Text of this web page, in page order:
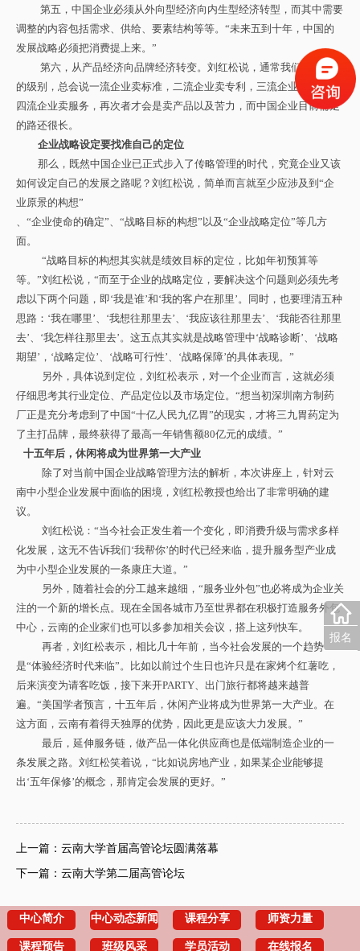
报名
第五，中国企业必须从外向型经济向内生型经济转型，而其中需要
调整的内容包括需求、供给、要素结构等等。“未来五到十年，中国的
发展战略必须把消费提上来。”
第六，从产品经济向品牌经济转变。刘红松说，通常我们提及企业
的级别，总会说一流企业卖标准，二流企业卖专利，三流企业卖品牌，
四流企业卖服务，再次者才会是卖产品以及苦力，而中国企业目前需走
的路还很长。
企业战略设定要找准自己的定位
那么，既然中国企业已正式步入了传略管理的时代，究竟企业又该
如何设定自己的发展之路呢？刘红松说，简单而言就至少应涉及到“企
业原景的构想”
、“企业使命的确定”、“战略目标的构想”以及“企业战略定位”等几方
面。
“战略目标的构想其实就是绩效目标的定位，比如年初预算等
等。”刘红松说，“而至于企业的战略定位，要解决这个问题则必须先考
虑以下两个问题，即‘我是谁’和‘我的客户在那里’。同时，也要理清五种
思路：‘我在哪里’、‘我想往那里去’、‘我应该往那里去’、‘我能否往那里
去’、‘我怎样往那里去’。这五点其实就是战略管理中‘战略诊断’、‘战略
期望’，‘战略定位’、‘战略可行性’、‘战略保障’的具体表现。”
另外，具体说到定位，刘红松表示，对一个企业而言，这就必须
仔细思考其行业定位、产品定位以及市场定位。“想当初深圳南方制药
厂正是充分考虑到了中国“十亿人民九亿胃”的现实，才将三九胃药定为
了主打品牌，最终获得了最高一年销售额80亿元的成绩。”
十五年后，休闲将成为世界第一大产业
除了对当前中国企业战略管理方法的解析，本次讲座上，针对云
南中小型企业发展中面临的困境，刘红松教授也给出了非常明确的建
议。
刘红松说：“当今社会正发生着一个变化，即消费升级与需求多样
化发展，这无不告诉我们‘我帮你’的时代已经来临，提升服务型产业成
为中小型企业发展的一条康庄大道。”
另外，随着社会的分工越来越细，“服务业外包”也必将成为企业关
注的一个新的增长点。现在全国各城市乃至世界都在积极打造服务外包
中心，云南的企业家们也可以多参加相关会议，搭上这列快车。
再者，刘红松表示，相比几十年前，当今社会发展的一个趋势
是“体验经济时代来临”。比如以前过个生日也许只是在家烤个红薯吃，
后来演变为请客吃饭，接下来开PARTY、出门旅行都将越来越普
遍。“美国学者预言，十五年后，休闲产业将成为世界第一大产业。在
这方面，云南有着得天独厚的优势，因此更是应该大力发展。”
最后，延伸服务链，做产品一体化供应商也是低端制造企业的一
条发展之路。刘红松笑着说，“比如说房地产业，如果某企业能够提
出‘五年保修’的概念，那肯定会发展的更好。”
上一篇：云南大学首届高管论坛圆满落幕
下一篇：云南大学第二届高管论坛
中心简介 中心动态新闻 课程分享 师资力量
课程预告 班级风采 学员活动 在线报名